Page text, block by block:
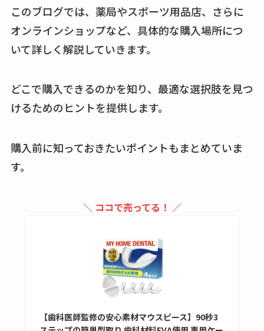
こ？楽天・amazonで
買える？値段や手荒
れの口コミも調査
の料金は？セール・
半額になるのはい
つ？激安販売店・通
amazonなど通販の販
エッセンシャルフラ
ットが廃盤？なぜ？
売ってない？どこで
など解説
このブログでは、薬局やスポーツ用品店、さらに
オンラインショップなど、具体的な購入場所につ
いて詳しく解説していきます。
どこで購入できるのかを知り、最適な選択肢を見つ
けるためのヒントを提供します。
購入前に知っておきたいポイントもまとめていま
す。
＼ ココで売ってる！ ／
【歯科医師監修の安心素材マウスピース】90秒3